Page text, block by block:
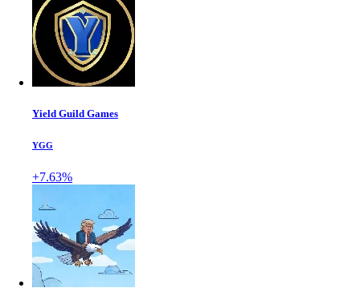
Yield Guild Games
YGG
+7.63%